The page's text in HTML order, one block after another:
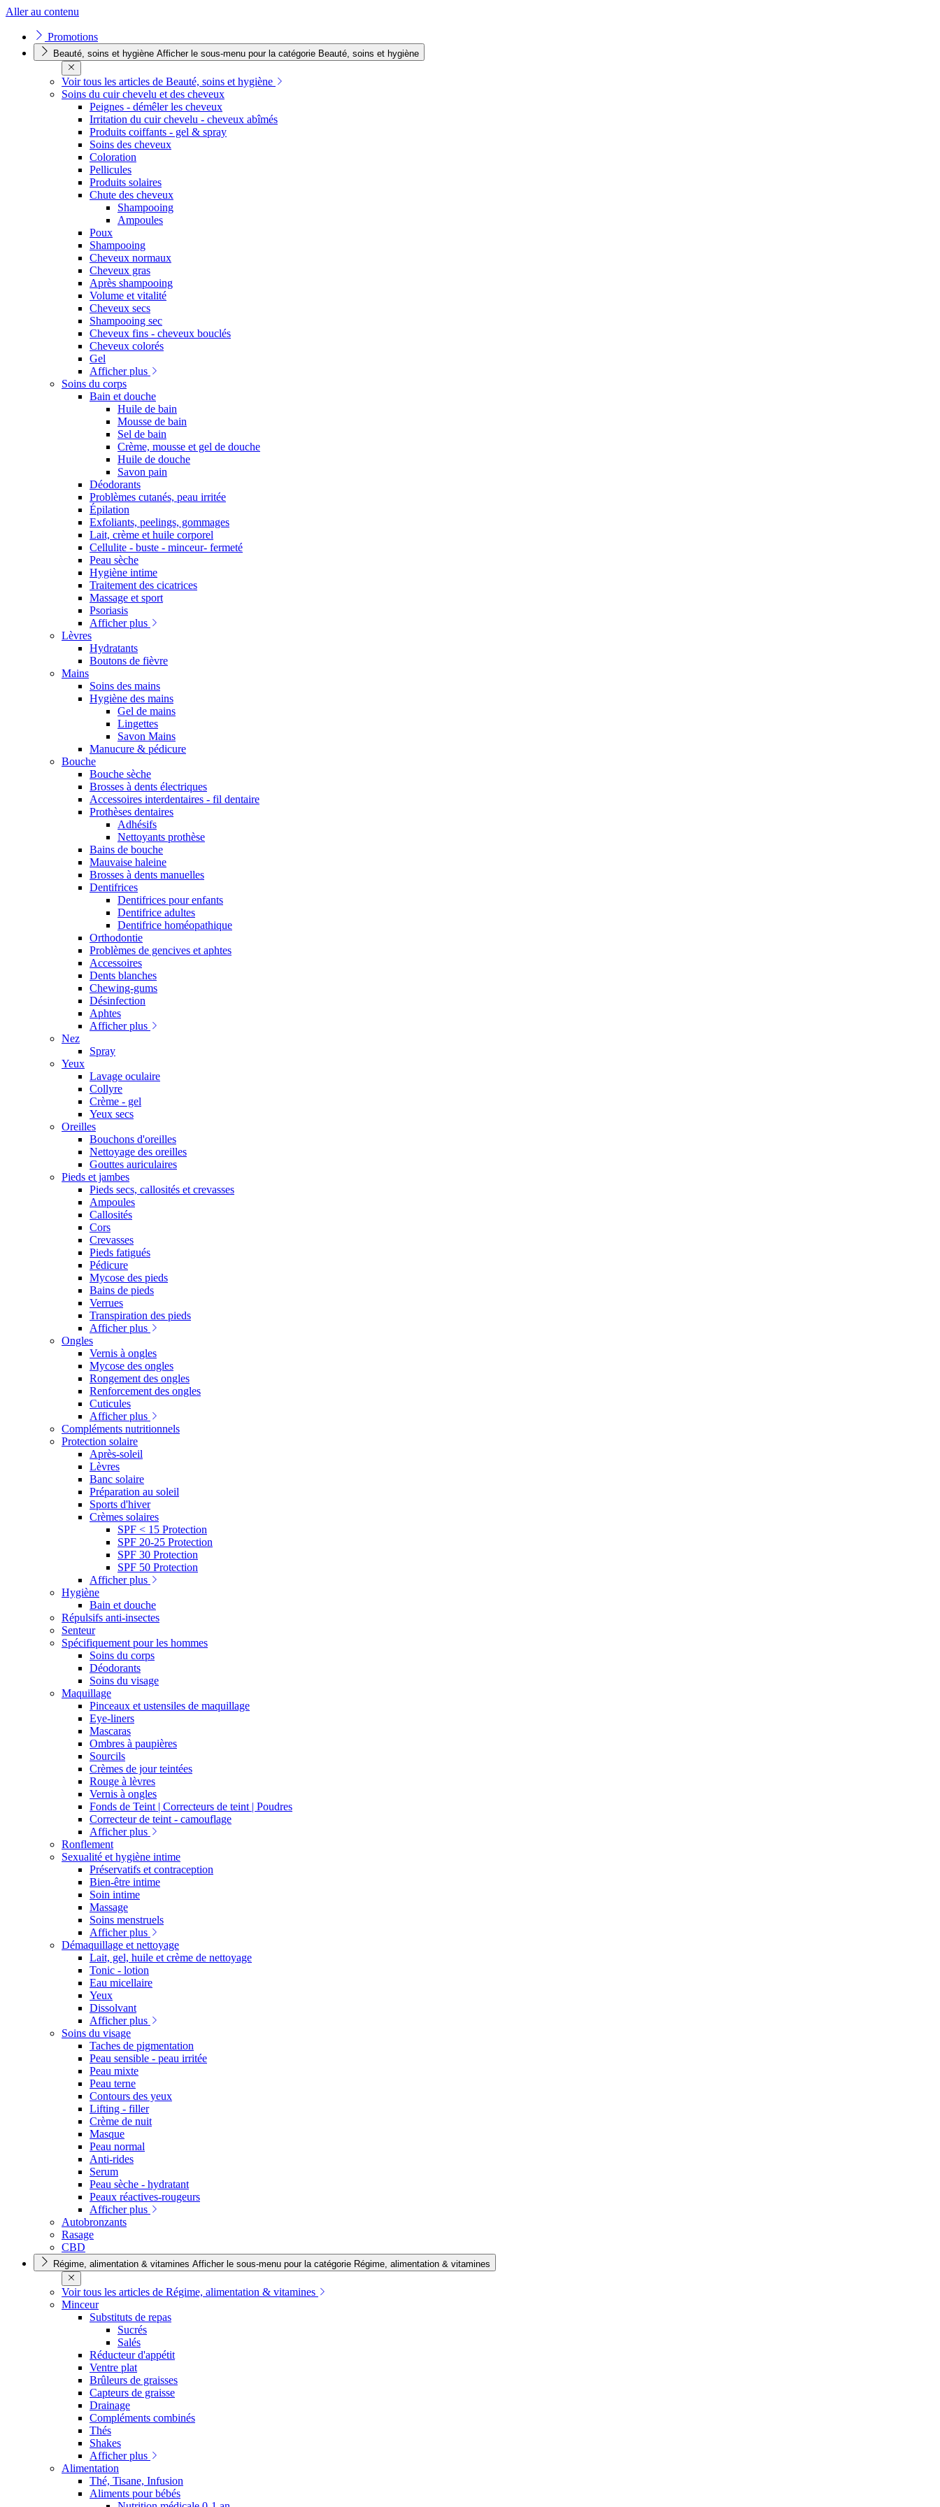
Aller au contenu
Promotions
Beauté, soins et hygiène Afficher le sous-menu pour la catégorie Beauté, soins et hygiène
Voir tous les articles de Beauté, soins et hygiène
Soins du cuir chevelu et des cheveux
Peignes - démêler les cheveux
Irritation du cuir chevelu - cheveux abîmés
Produits coiffants - gel & spray
Soins des cheveux
Coloration
Pellicules
Produits solaires
Chute des cheveux
Shampooing
Ampoules
Poux
Shampooing
Cheveux normaux
Cheveux gras
Après shampooing
Volume et vitalité
Cheveux secs
Shampooing sec
Cheveux fins - cheveux bouclés
Cheveux colorés
Gel
Afficher plus
Soins du corps
Bain et douche
Huile de bain
Mousse de bain
Sel de bain
Crème, mousse et gel de douche
Huile de douche
Savon pain
Déodorants
Problèmes cutanés, peau irritée
Épilation
Exfoliants, peelings, gommages
Lait, crème et huile corporel
Cellulite - buste - minceur- fermeté
Peau sèche
Hygiène intime
Traitement des cicatrices
Massage et sport
Psoriasis
Afficher plus
Lèvres
Hydratants
Boutons de fièvre
Mains
Soins des mains
Hygiène des mains
Gel de mains
Lingettes
Savon Mains
Manucure & pédicure
Bouche
Bouche sèche
Brosses à dents électriques
Accessoires interdentaires - fil dentaire
Prothèses dentaires
Adhésifs
Nettoyants prothèse
Bains de bouche
Mauvaise haleine
Brosses à dents manuelles
Dentifrices
Dentifrices pour enfants
Dentifrice adultes
Dentifrice homéopathique
Orthodontie
Problèmes de gencives et aphtes
Accessoires
Dents blanches
Chewing-gums
Désinfection
Aphtes
Afficher plus
Nez
Spray
Yeux
Lavage oculaire
Collyre
Crème - gel
Yeux secs
Oreilles
Bouchons d'oreilles
Nettoyage des oreilles
Gouttes auriculaires
Pieds et jambes
Pieds secs, callosités et crevasses
Ampoules
Callosités
Cors
Crevasses
Pieds fatigués
Pédicure
Mycose des pieds
Bains de pieds
Verrues
Transpiration des pieds
Afficher plus
Ongles
Vernis à ongles
Mycose des ongles
Rongement des ongles
Renforcement des ongles
Cuticules
Afficher plus
Compléments nutritionnels
Protection solaire
Après-soleil
Lèvres
Banc solaire
Préparation au soleil
Sports d'hiver
Crèmes solaires
SPF < 15 Protection
SPF 20-25 Protection
SPF 30 Protection
SPF 50 Protection
Afficher plus
Hygiène
Bain et douche
Répulsifs anti-insectes
Senteur
Spécifiquement pour les hommes
Soins du corps
Déodorants
Soins du visage
Maquillage
Pinceaux et ustensiles de maquillage
Eye-liners
Mascaras
Ombres à paupières
Sourcils
Crèmes de jour teintées
Rouge à lèvres
Vernis à ongles
Fonds de Teint | Correcteurs de teint | Poudres
Correcteur de teint - camouflage
Afficher plus
Ronflement
Sexualité et hygiène intime
Préservatifs et contraception
Bien-être intime
Soin intime
Massage
Soins menstruels
Afficher plus
Démaquillage et nettoyage
Lait, gel, huile et crème de nettoyage
Tonic - lotion
Eau micellaire
Yeux
Dissolvant
Afficher plus
Soins du visage
Taches de pigmentation
Peau sensible - peau irritée
Peau mixte
Peau terne
Contours des yeux
Lifting - filler
Crème de nuit
Masque
Peau normal
Anti-rides
Serum
Peau sèche - hydratant
Peaux réactives-rougeurs
Afficher plus
Autobronzants
Rasage
CBD
Régime, alimentation & vitamines Afficher le sous-menu pour la catégorie Régime, alimentation & vitamines
Voir tous les articles de Régime, alimentation & vitamines
Minceur
Substituts de repas
Sucrés
Salés
Réducteur d'appétit
Ventre plat
Brûleurs de graisses
Capteurs de graisse
Drainage
Compléments combinés
Thés
Shakes
Afficher plus
Alimentation
Thé, Tisane, Infusion
Aliments pour bébés